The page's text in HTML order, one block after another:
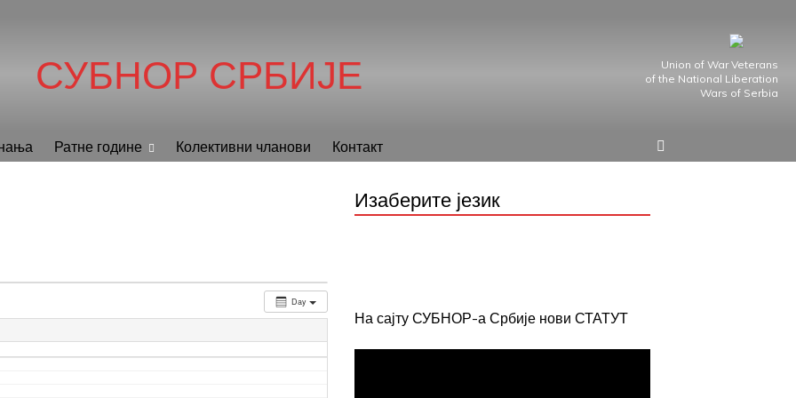
СУБНОР СРБИЈЕ
Union of War Veterans
of the National Liberation
Wars of Serbia
Ратне године Колективни чланови Контакт
Day
Изаберите језик
На сајту СУБНОР-а Србије нови СТАТУТ